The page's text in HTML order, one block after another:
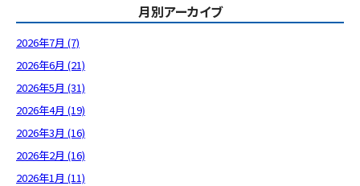
月別アーカイブ
2026年7月 (7)
2026年6月 (21)
2026年5月 (31)
2026年4月 (19)
2026年3月 (16)
2026年2月 (16)
2026年1月 (11)